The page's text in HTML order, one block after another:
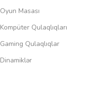
Oyun Masası
Kompüter Qulaqlıqları
Gaming Qulaqlıqlar
Dinamiklər